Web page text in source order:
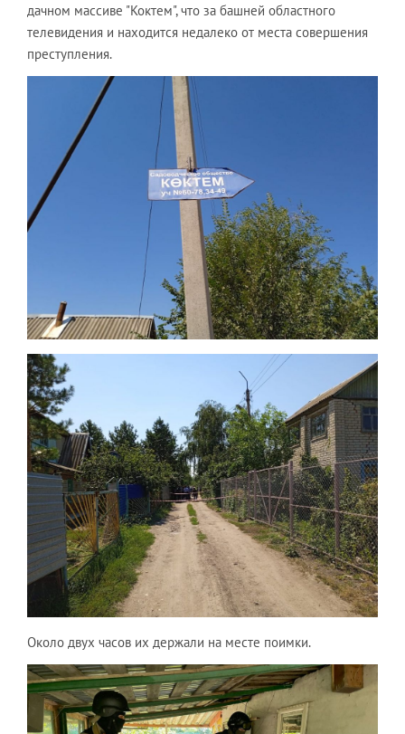
дачном массиве "Коктем", что за башней областного
телевидения и находится недалеко от места совершения
преступления.
Около двух часов их держали на месте поимки.